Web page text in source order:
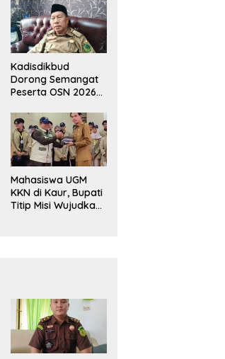
Kadisdikbud
Dorong Semangat
Peserta OSN 2026
Mahasiswa UGM
KKN di Kaur, Bupati
Titip Misi Wujudkan